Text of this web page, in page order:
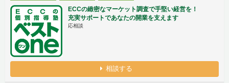
ECCの緻密なマーケット調査で手堅い経営を！
充実サポートであなたの開業を支えます
応相談
相談する